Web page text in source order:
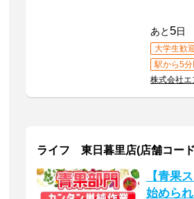
あと 5日
大学生歓
駅から5分
株式会社エ
ライフ 東日暮里店(店舗コー
【青果
始めら